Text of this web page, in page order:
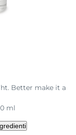
Better make it a
ml